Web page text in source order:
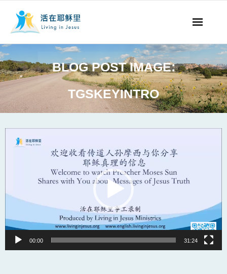
视听节目
阅读文章
永生之道
奉献支持
其他语言
BLOG POST IMAGE:
TGSKEYINTRO
Player
00:00 31:24